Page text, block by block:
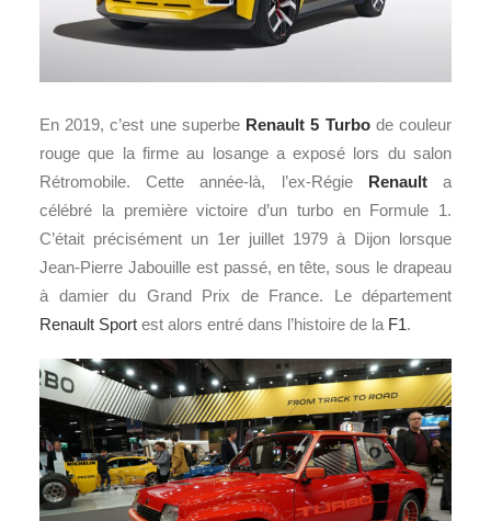
En 2019, c’est une superbe Renault 5 Turbode couleur
rouge que la firme au losange a exposé lors du salon
Rétromobile. Cette année-là, l’ex-Régie Renaulta
célébré la première victoire d’un turbo en Formule 1.
C’était précisément un 1er juillet 1979 à Dijon lorsque
Jean-Pierre Jabouille est passé, en tête, sous le drapeau
à damier du Grand Prix de France. Le département
Renault Sport est alors entré dans l’histoire de la F1.